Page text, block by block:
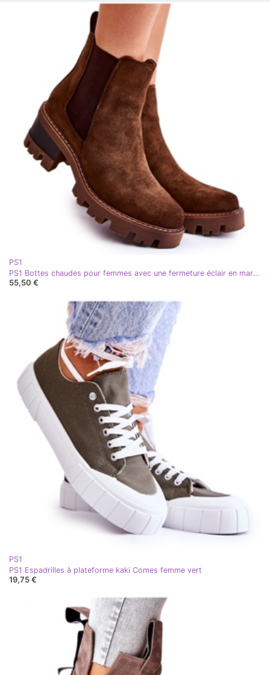
PS1
PS1 Bottes chaudes pour femmes avec une fermeture éclair en marron Lenaris brun kaki
55,50 €
PS1
PS1 Espadrilles à plateforme kaki Comes femme vert
19,75 €